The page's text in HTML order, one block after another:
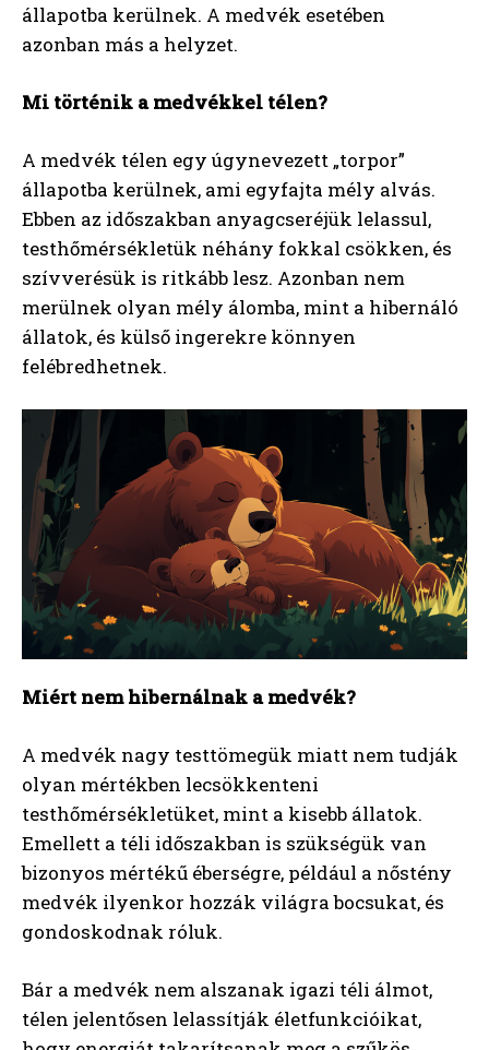
állapotba kerülnek. A medvék esetében
azonban más a helyzet.
Mi történik a medvékkel télen?
A medvék télen egy úgynevezett „torpor”
állapotba kerülnek, ami egyfajta mély alvás.
Ebben az időszakban anyagcseréjük lelassul,
testhőmérsékletük néhány fokkal csökken, és
szívverésük is ritkább lesz. Azonban nem
merülnek olyan mély álomba, mint a hibernáló
állatok, és külső ingerekre könnyen
felébredhetnek.
Miért nem hibernálnak a medvék?
A medvék nagy testtömegük miatt nem tudják
olyan mértékben lecsökkenteni
testhőmérsékletüket, mint a kisebb állatok.
Emellett a téli időszakban is szükségük van
bizonyos mértékű éberségre, például a nőstény
medvék ilyenkor hozzák világra bocsukat, és
gondoskodnak róluk.
Bár a medvék nem alszanak igazi téli álmot,
télen jelentősen lelassítják életfunkcióikat,